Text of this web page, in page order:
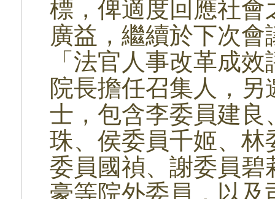
標，俾適度回應社
廣益，繼續於下次會
「法官人事改革成
院長擔任召集人，
士，包含李委員建
珠、侯委員千姬、
委員國禎、謝委員
豪等院外委員，以